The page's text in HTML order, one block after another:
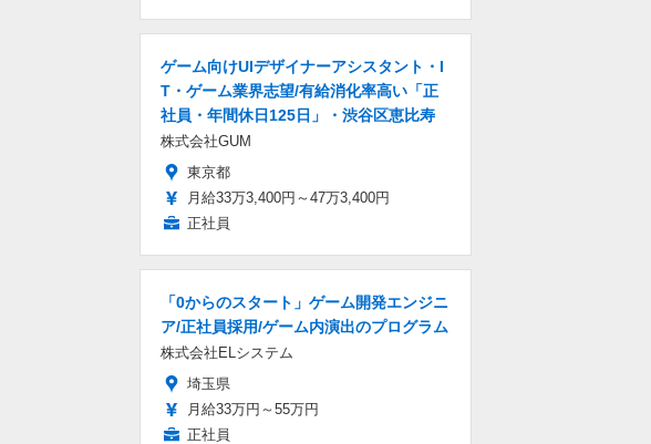
ゲーム向けUIデザイナーアシスタント・I
T・ゲーム業界志望/有給消化率高い「正
社員・年間休日125日」・渋谷区恵比寿
株式会社GUM
東京都
月給33万3,400円～47万3,400円
正社員
「0からのスタート」ゲーム開発エンジニ
ア/正社員採用/ゲーム内演出のプログラム
株式会社ELシステム
埼玉県
月給33万円～55万円
正社員